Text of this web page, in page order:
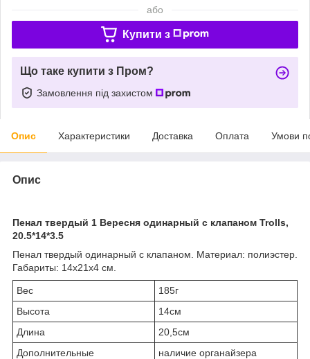
або
Купити з
Що таке купити з Пром?
Замовлення під захистом
Опис Характеристики Доставка Оплата Умови
Опис
Пенал твердый 1 Вересня одинарный с клапаном Trolls,
20.5*14*3.5
Пенал твердый одинарный с клапаном. Материал: полиэстер.
Габариты: 14х21х4 см.
Вес
185г
Высота
14см
Длина
20,5см
Дополнительные
наличие органайзера